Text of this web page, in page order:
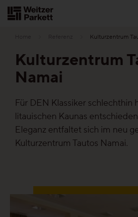
Showrooms
Bodenschätze
Nachhaltigkeit
Funktionen
Zum
Inhalt
Kulturzentrum
Kulturzentrum
Namai
Für DEN Klassiker schlechthin
litauischen Kaunas
Eleganz entfaltet sich im neu
Kulturzentrum Tautos Namai.